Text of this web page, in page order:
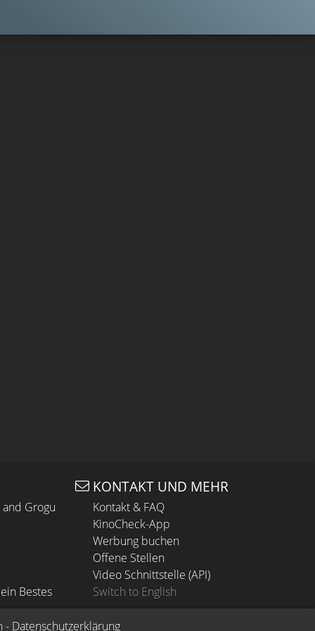
Grogu
Bestes
KONTAKT UND MEHR
Kontakt & FAQ
KinoCheck-App
Werbung buchen
Offene Stellen
Video Schnittstelle (API)
Switch to English
- Datenschutzerklärung